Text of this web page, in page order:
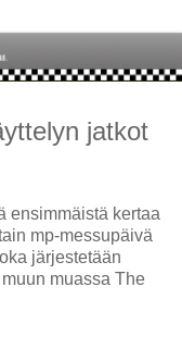
jatkot
ensimmäistä kertaa
mp-messupäivä
järjestetään
muassa The